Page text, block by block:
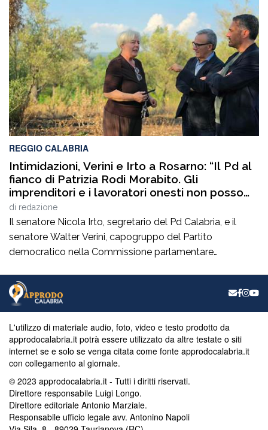
Calabria ed in Sicilia. È stato Vice Direttore regionale
Anas Sicilia, Capo Compartimento Anas Calabria,
Direttore generale della Regione Calabria e Direttore
generale della ItalConsult Spa, […]
REGGIO CALABRIA
Intimidazioni, Verini e Irto a Rosarno: “Il Pd al
fianco di Patrizia Rodi Morabito. Gli
imprenditori e i lavoratori onesti non posso
essere lasciati da soli”
di redazione
Il senatore Nicola Irto, segretario del Pd Calabria, e il
senatore Walter Verini, capogruppo del Partito
democratico nella Commissione parlamentare
imprenditrice agricola di Rosarno (Rc) la cui azienda è
stata più volte colpita da incendi, furti e danneggiamenti.
L’ultimo grave episodio si è verificato nei giorni scorsi […]
L'utilizzo di materiale audio, foto, video e testo prodotto da
approdocalabria.it potrà essere utilizzato da altre testate o siti
internet se e solo se venga citata come fonte approdocalabria.it
con collegamento al giornale.
© 2023 approdocalabria.it - Tutti i diritti riservati.
Direttore responsabile Luigi Longo.
Direttore editoriale Antonio Marziale.
Responsabile ufficio legale avv. Antonino Napoli